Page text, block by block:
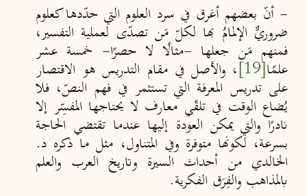
- أنّ بعضهم أغرق في سرد العلوم التي حدّدها كعلوم
ضروريٌّ الإلمامُ بها لكلّ مَن تصدّى لعملية التفسير،
فمنهم مَن جعلها -مثالًا لا حصرًا- خمسة عشر
علمًا[19] ، والأصل في مقام التدريس هو الاقتصار
على تدريس المعرفة التي تستثمر في فهم النصّ، فلا
يُضاع الوقت في تلقّي معارف لا يحتاجها المفسِّر إلا
نادرًا والتي يمكن العودة إليها عندما تقتضي الحاجة
بسرعة، لكونها متوفرة وفي المتناول، مثل ما ذكره د.
الخالدي من أحداث السيرة وتاريخ العرب والعلم
بالمذاهب والفِرَق الفكرية.